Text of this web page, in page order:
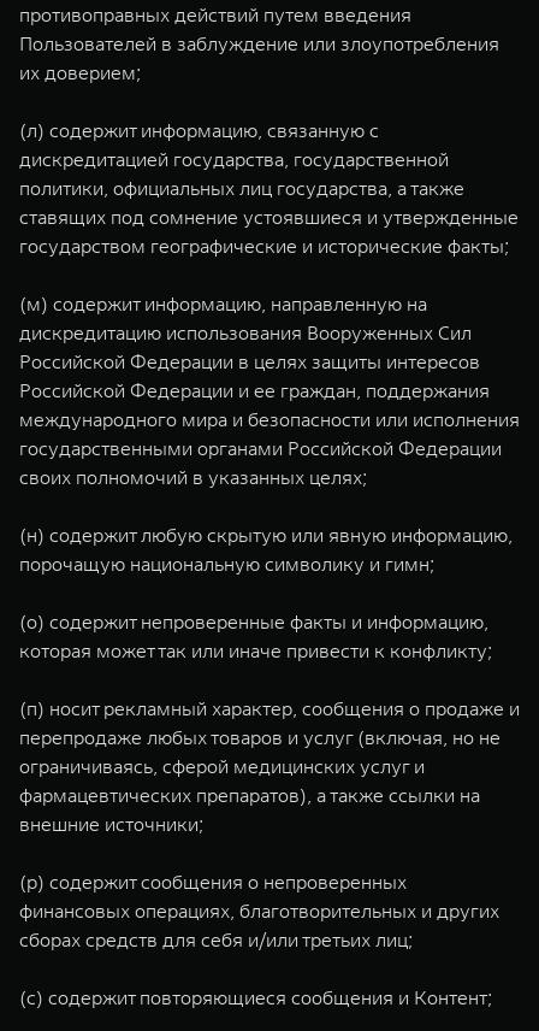
противоправных действий путем введения
Пользователей в заблуждение или злоупотребления
их доверием;
(л) содержит информацию, связанную с
дискредитацией государства, государственной
политики, официальных лиц государства, а также
ставящих под сомнение устоявшиеся и утвержденные
государством географические и исторические факты;
(м) содержит информацию, направленную на
дискредитацию использования Вооруженных Сил
Российской Федерации в целях защиты интересов
Российской Федерации и ее граждан, поддержания
международного мира и безопасности или исполнения
государственными органами Российской Федерации
своих полномочий в указанных целях;
(н) содержит любую скрытую или явную информацию,
порочащую национальную символику и гимн;
(о) содержит непроверенные факты и информацию,
которая может так или иначе привести к конфликту;
(п) носит рекламный характер, сообщения о продаже и
перепродаже любых товаров и услуг (включая, но не
ограничиваясь, сферой медицинских услуг и
фармацевтических препаратов), а также ссылки на
внешние источники;
(р) содержит сообщения о непроверенных
финансовых операциях, благотворительных и других
сборах средств для себя и/или третьих лиц;
(с) содержит повторяющиеся сообщения и Контент;